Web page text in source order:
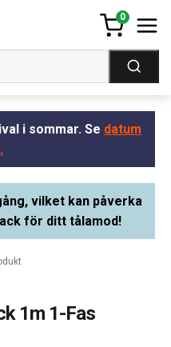
0
i sommar. Se datum
vilket kan påverka
för ditt tålamod!
1m 1-Fas